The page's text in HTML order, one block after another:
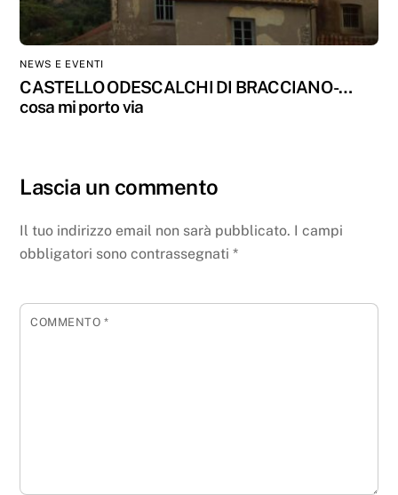
NEWS E EVENTI
CASTELLO ODESCALCHI DI BRACCIANO -…
cosa mi porto via
Lascia un commento
Il tuo indirizzo email non sarà pubblicato. I campi
obbligatori sono contrassegnati*
COMMENTO*